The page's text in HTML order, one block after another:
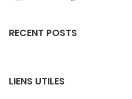
RECENT POSTS
LIENS UTILES